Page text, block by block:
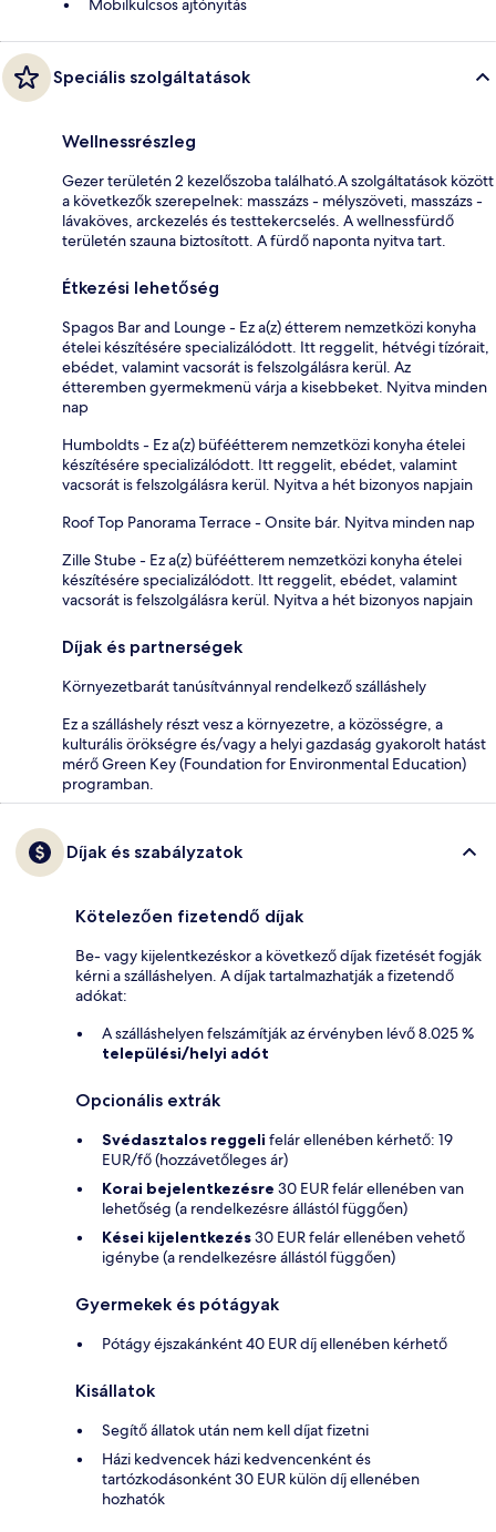
Mobilkulcsos ajtónyitás
Speciális szolgáltatások
Wellnessrészleg
Gezer területén 2 kezelőszoba található.A szolgáltatások között
a következők szerepelnek: masszázs - mélyszöveti, masszázs -
lávaköves, arckezelés és testtekercselés. A wellnessfürdő
területén szauna biztosított. A fürdő naponta nyitva tart.
Étkezési lehetőség
Spagos Bar and Lounge - Ez a(z) étterem nemzetközi konyha
ételei készítésére specializálódott. Itt reggelit, hétvégi tízórait,
ebédet, valamint vacsorát is felszolgálásra kerül. Az
étteremben gyermekmenü várja a kisebbeket. Nyitva minden
nap
Humboldts - Ez a(z) büféétterem nemzetközi konyha ételei
készítésére specializálódott. Itt reggelit, ebédet, valamint
vacsorát is felszolgálásra kerül. Nyitva a hét bizonyos napjain
Roof Top Panorama Terrace - Onsite bár. Nyitva minden nap
Zille Stube - Ez a(z) büféétterem nemzetközi konyha ételei
készítésére specializálódott. Itt reggelit, ebédet, valamint
vacsorát is felszolgálásra kerül. Nyitva a hét bizonyos napjain
Díjak és partnerségek
Környezetbarát tanúsítvánnyal rendelkező szálláshely
Ez a szálláshely részt vesz a környezetre, a közösségre, a
kulturális örökségre és/vagy a helyi gazdaság gyakorolt hatást
mérő Green Key (Foundation for Environmental Education)
programban.
Díjak és szabályzatok
Kötelezően fizetendő díjak
Be- vagy kijelentkezéskor a következő díjak fizetését fogják
kérni a szálláshelyen. A díjak tartalmazhatják a fizetendő
adókat:
A szálláshelyen felszámítják az érvényben lévő 8.025 %
települési/helyi adót
Opcionális extrák
Svédasztalos reggeli felár ellenében kérhető: 19
EUR/fő (hozzávetőleges ár)
Korai bejelentkezésre 30 EUR felár ellenében van
lehetőség (a rendelkezésre állástól függően)
Kései kijelentkezés30 EUR felár ellenében vehető
igénybe (a rendelkezésre állástól függően)
Gyermekek és pótágyak
Pótágy éjszakánként 40 EUR díj ellenében kérhető
Kisállatok
Segítő állatok után nem kell díjat fizetni
Házi kedvencek házi kedvencenként és
tartózkodásonként 30 EUR külön díj ellenében
hozhatók